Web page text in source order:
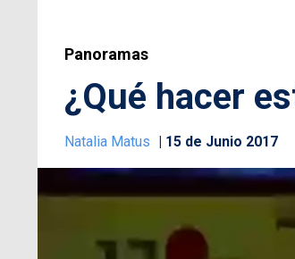
Panoramas
¿Qué hacer
Natalia Matus 15 de Junio 2017